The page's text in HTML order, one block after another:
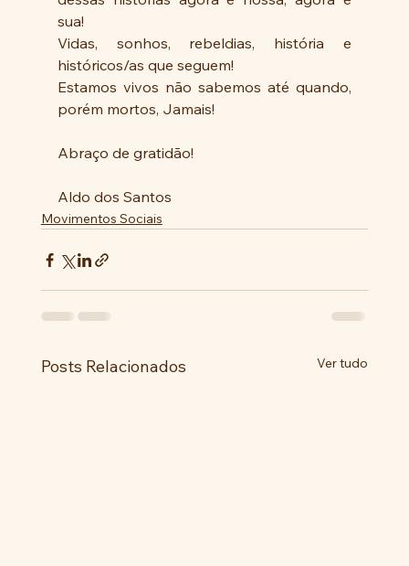
sua!
Vidas, sonhos, rebeldias, história e
históricos/as que seguem!
Estamos vivos não sabemos até quando,
porém mortos, Jamais!
Abraço de gratidão!
Aldo dos Santos
Movimentos Sociais
Posts Relacionados Ver tudo